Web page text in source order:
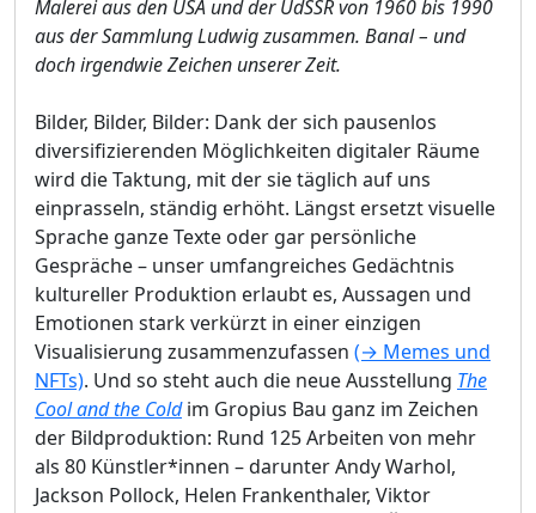
Malerei aus den USA und der UdSSR von 1960 bis 1990
aus der Sammlung Ludwig zusammen. Banal – und
doch irgendwie Zeichen unserer Zeit.
Bilder, Bilder, Bilder: Dank der sich pausenlos
diversifizierenden Möglichkeiten digitaler Räume
wird die Taktung, mit der sie täglich auf uns
einprasseln, ständig erhöht. Längst ersetzt visuelle
Sprache ganze Texte oder gar persönliche
Gespräche – unser umfangreiches Gedächtnis
kultureller Produktion erlaubt es, Aussagen und
Emotionen stark verkürzt in einer einzigen
Visualisierung zusammenzufassen (→ Memes und
NFTs). Und so steht auch die neue Ausstellung The
Cool and the Coldim Gropius Bau ganz im Zeichen
der Bildproduktion: Rund 125 Arbeiten von mehr
als 80 Künstler*innen – darunter Andy Warhol,
Jackson Pollock, Helen Frankenthaler, Viktor